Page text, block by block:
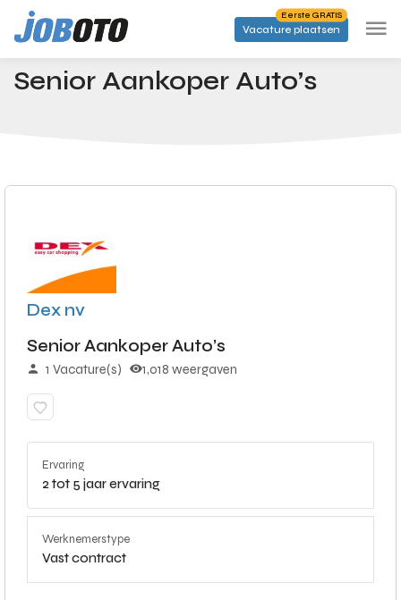
Skip to main content
Vacature plaatsen
Eerste GRATIS
Startpagina Banen Senior Aankoper Auto’s
Senior Aankoper Auto’s
Dex nv
Senior Aankoper Auto’s
1 Vacature(s) 1,018 weergaven
Ervaring
2 tot 5 jaar ervaring
Werknemerstype
Vast contract